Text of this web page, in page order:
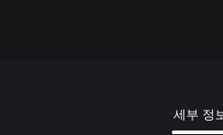
세부 정